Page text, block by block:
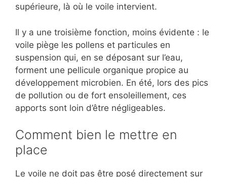
supérieure, là où le voile intervient.
Il y a une troisième fonction, moins évidente : le
voile piège les pollens et particules en
suspension qui, en se déposant sur l’eau,
forment une pellicule organique propice au
développement microbien. En été, lors des pics
de pollution ou de fort ensoleillement, ces
apports sont loin d’être négligeables.
Comment bien le mettre en
place
Le voile ne doit pas être posé directement sur